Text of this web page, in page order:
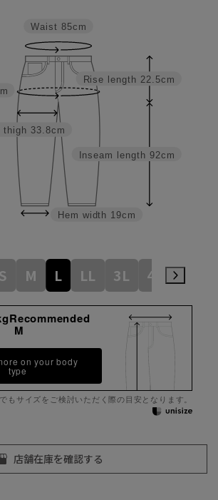
Inseam length 92cm
Rise length 22.5cm
Hem width 19cm
thigh 33.8cm
Waist 85cm
S M L LL 3L 4L
M
on your body
type
もサイズをご検討いただく際の目安となります。